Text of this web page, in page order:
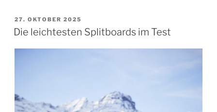
VERÖFFENTLICHT
AM
27. OKTOBER 2025
Die leichtesten Splitboards im Test